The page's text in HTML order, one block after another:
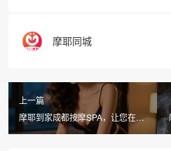
摩耶同城
上一篇
摩耶到家成都按摩SPA，让您在家
享受专业放松体验